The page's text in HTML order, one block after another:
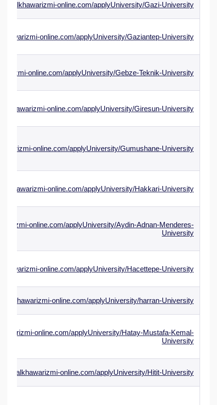
online.com/applyUniversity/Gazi-University
online.com/applyUniversity/Gaziantep-University
online.com/applyUniversity/Gebze-Teknik-University
online.com/applyUniversity/Giresun-University
online.com/applyUniversity/Gumushane-University
online.com/applyUniversity/Hakkari-University
online.com/applyUniversity/Aydin-Adnan-Menderes-
University
online.com/applyUniversity/Hacettepe-University
online.com/applyUniversity/harran-University
online.com/applyUniversity/Hatay-Mustafa-Kemal-
University
online.com/applyUniversity/Hitit-University